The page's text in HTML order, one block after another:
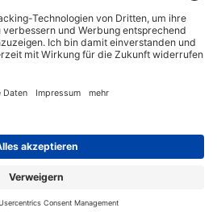
Hogrefe
Verlag
Hogrefe
Verlag